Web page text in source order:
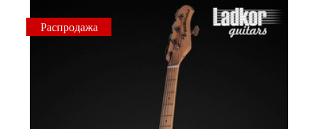
Распродажа